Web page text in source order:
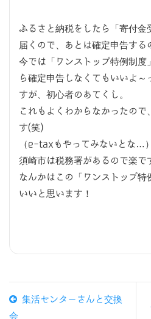
ふるさと納税をしたら「寄付金
届くので、あとは確定申告する
今では「ワンストップ特例制度
ら確定申告しなくてもいいよ～
すが、初心者のあてくし。
これもよくわからなかったので
す(笑)
（e-taxもやってみないとな…）
須崎市は税務署があるので楽で
なんかはこの「ワンストップ特
いいと思います！
集活センターさんと交換
会